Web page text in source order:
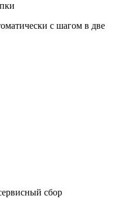
с шагом в две
сбор